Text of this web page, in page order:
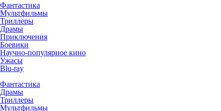
Фантастика
Мультфильмы
Триллеры
Драмы
Приключения
Боевики
Научно-популярное кино
Ужасы
Blu-ray
Фантастика
Драмы
Триллеры
Мультфильмы